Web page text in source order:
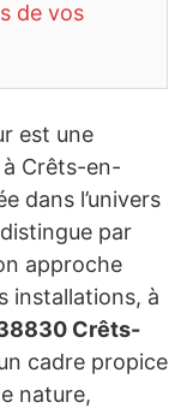
de vos
est une
Crêts-en-
dans l’univers
par
approche
installations, à
Crêts-
cadre propice
nature,